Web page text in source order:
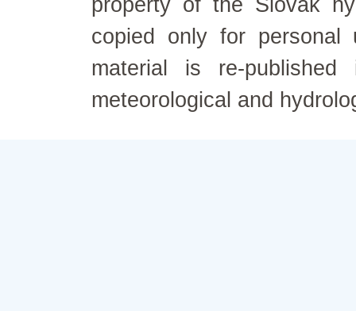
property of the Slovak
copied only for personal
material is re-
meteorological and